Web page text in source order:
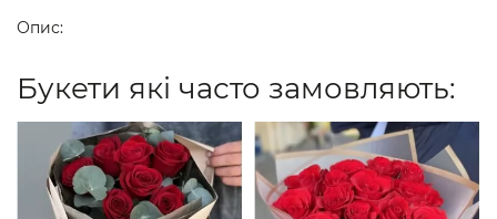
Опис:
Букети які часто замовляють: